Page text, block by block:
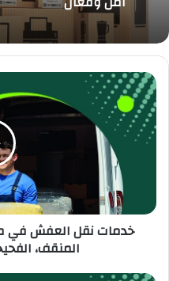
تفكيك قطع الأثاث:
آمن وفعال
شركة نقل عفش
لخدمات النقل
خدمات نقل العفش في
المنقف،